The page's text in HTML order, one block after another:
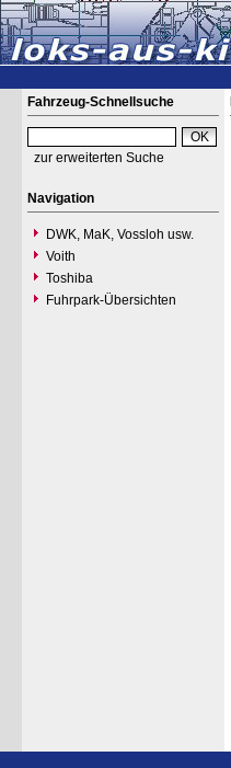
Fahrzeug-Schnellsuche
zur erweiterten Suche
Navigation
DWK, MaK, Vossloh usw.
Voith
Toshiba
Fuhrpark-Übersichten